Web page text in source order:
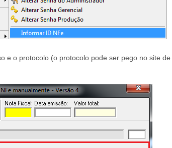
e o protocolo (o protocolo pode ser pego no site de